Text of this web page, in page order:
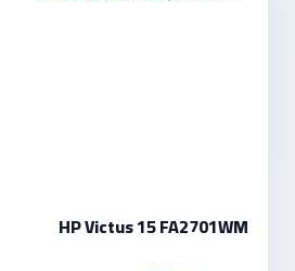
HP Victus 15 FA2701WM